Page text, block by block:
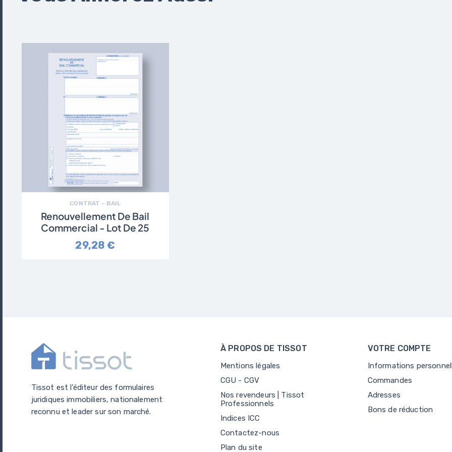
CONTRAT – BAIL
Renouvellement De Bail
Commercial - Lot De 25
29,28 €
Tissot est l’éditeur des formulaires
juridiques immobiliers, nationalement
reconnu et leader sur son marché.
À PROPOS DE TISSOT
Mentions légales
CGU - CGV
Nos revendeurs | Tissot
Professionnels
Indices ICC
Contactez-nous
Plan du site
VOTRE COMPTE
Informations
Commandes
Adresses
Bons de réduction